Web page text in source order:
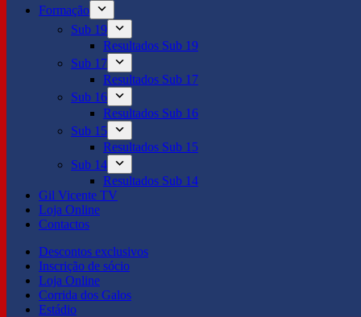
Formação
Sub 19
Resultados Sub 19
Sub 17
Resultados Sub 17
Sub 16
Resultados Sub 16
Sub 15
Resultados Sub 15
Sub 14
Resultados Sub 14
Gil Vicente TV
Loja Online
Contactos
Descontos exclusivos
Inscrição de sócio
Loja Online
Corrida dos Galos
Estádio